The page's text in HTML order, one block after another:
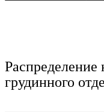
грудинного